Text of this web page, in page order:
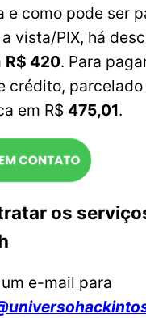
e como pode ser
vista/PIX, há
R$ 420. Para
crédito,
em R$ 475,01.
os
e-mail para